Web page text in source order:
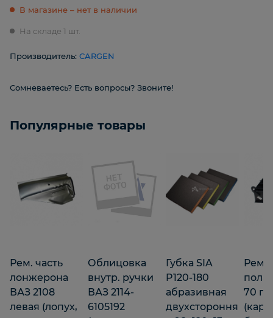
В магазине – нет в наличии
На складе 1 шт.
Производитель: CARGEN
Сомневаетесь? Есть вопросы? Звоните!
Популярные товары
Рем. часть
лонжерона
ВАЗ 2108
левая (лопух,
Облицовка
внутр. ручки
ВАЗ 2114-
6105192
Губка SIA
P120-180
абразивная
двухстороння
Рем.
пола
70